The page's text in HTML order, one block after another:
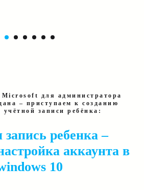
Microsoft для администратора
– приступаем к созданию
учётной записи ребёнка:
ребенка –
аккаунта в
10